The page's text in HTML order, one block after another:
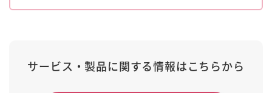
サービス・製品に関する情報はこちらから